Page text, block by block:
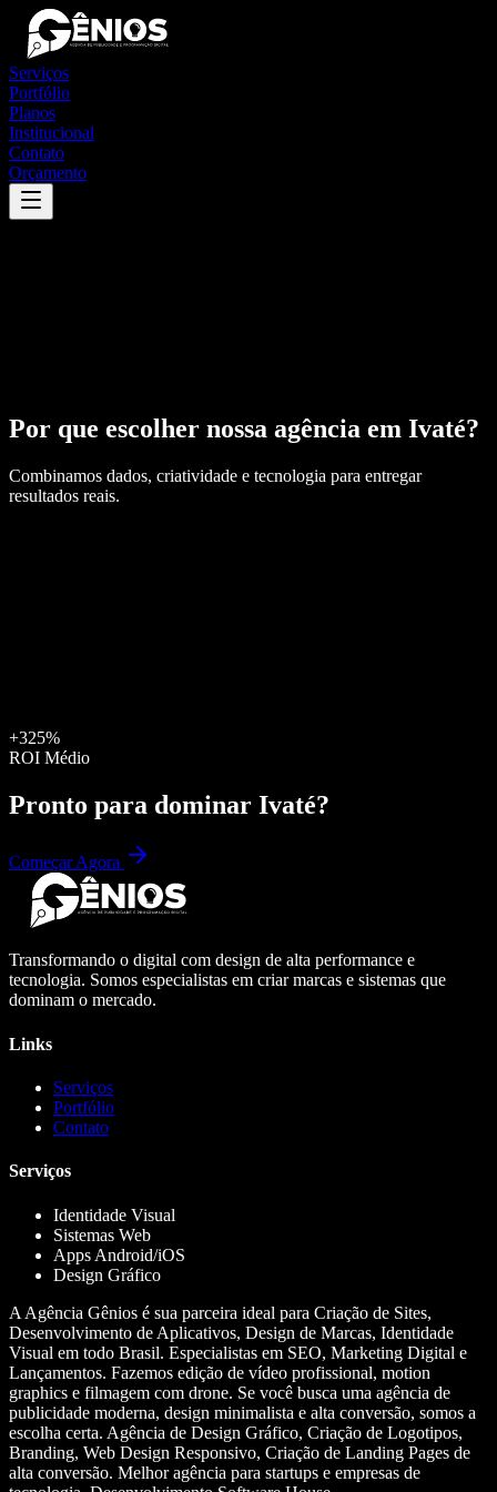
Serviços
Portfólio
Planos
Institucional
Contato
Orçamento
Por que escolher nossa agência em Ivaté?
Combinamos dados, criatividade e tecnologia para entregar
resultados reais.
+325%
ROI Médio
Pronto para dominar Ivaté?
Começar Agora
Transformando o digital com design de alta performance e
tecnologia. Somos especialistas em criar marcas e sistemas que
dominam o mercado.
Links
Serviços
Portfólio
Contato
Serviços
Identidade Visual
Sistemas Web
Apps Android/iOS
Design Gráfico
A Agência Gênios é sua parceira ideal para Criação de Sites,
Desenvolvimento de Aplicativos, Design de Marcas, Identidade
Visual em todo Brasil. Especialistas em SEO, Marketing Digital e
Lançamentos. Fazemos edição de vídeo profissional, motion
graphics e filmagem com drone. Se você busca uma agência de
publicidade moderna, design minimalista e alta conversão, somos a
escolha certa. Agência de Design Gráfico, Criação de Logotipos,
Branding, Web Design Responsivo, Criação de Landing Pages de
alta conversão. Melhor agência para startups e empresas de